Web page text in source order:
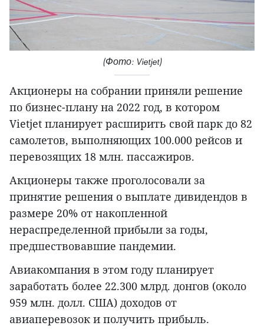
(Фото: Vietjet)
Акционеры на собрании приняли решение
по бизнес-плану на 2022 год, в котором
Vietjet планирует расширить свой парк до 82
самолетов, выполняющих 100.000 рейсов и
перевозящих 18 млн. пассажиров.
Акционеры также проголосовали за
принятие решения о выплате дивидендов в
размере 20% от накопленной
нераспределенной прибыли за годы,
предшествовавшие пандемии.
Авиакомпания в этом году планирует
заработать более 22.300 млрд. донгов (около
959 млн. долл. США) доходов от
авиаперевозок и получить прибыль.